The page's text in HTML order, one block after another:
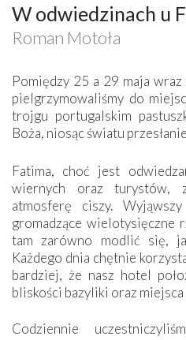
W odwiedzinach u
Roman Motoła
Pomiędzy 25 a 29 maja
pielgrzymowaliśmy do
trojgu portugalskim
Boża, niosąc światu
Fatima, choć jest
wiernych oraz turystów,
atmosferę ciszy.
gromadzące wielotysięczne
tam zarówno modlić się,
Każdego dnia chętnie
bardziej, że nasz hotel
bliskości bazyliki oraz
Codziennie